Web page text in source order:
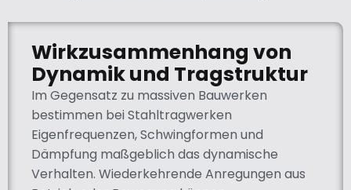
Wirkzusammenhang von
Dynamik und Tragstruktur
Im Gegensatz zu massiven Bauwerken
bestimmen bei Stahltragwerken
Eigenfrequenzen, Schwingformen und
Dämpfung maßgeblich das dynamische
Verhalten. Wiederkehrende Anregungen aus